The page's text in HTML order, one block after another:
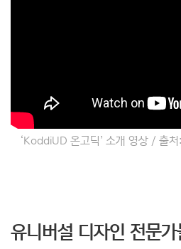
‘KoddiUD 온고딕’ 소개 영상 / 출처:
유니버설 디자인 전문가